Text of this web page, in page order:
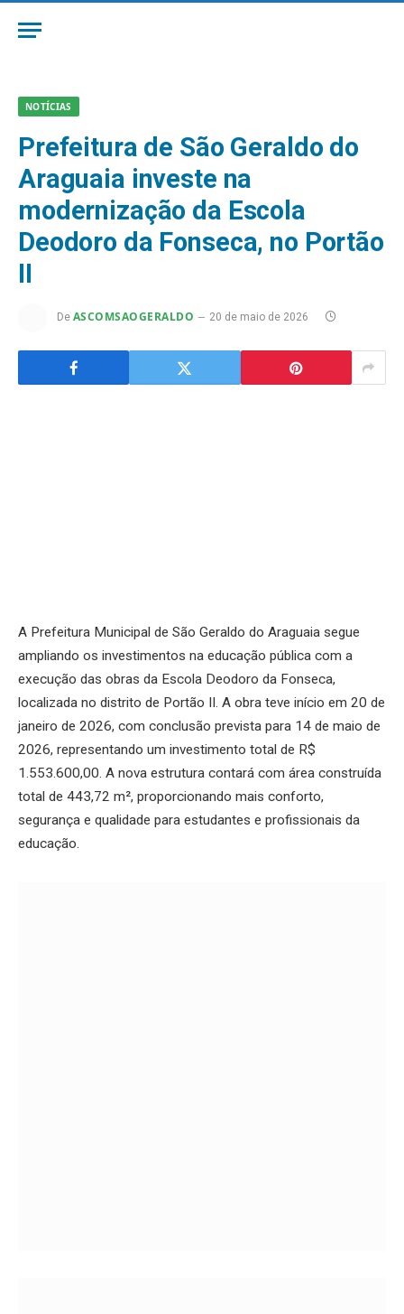
NOTÍCIAS
Prefeitura de São Geraldo do
Araguaia investe na
modernização da Escola
Deodoro da Fonseca, no Portão
II
De ASCOMSAOGERALDO 20 de maio de 2026
A Prefeitura Municipal de São Geraldo do Araguaia segue
ampliando os investimentos na educação pública com a
execução das obras da Escola Deodoro da Fonseca,
localizada no distrito de Portão II. A obra teve início em 20 de
janeiro de 2026, com conclusão prevista para 14 de maio de
2026, representando um investimento total de R$
1.553.600,00. A nova estrutura contará com área construída
total de 443,72 m², proporcionando mais conforto,
segurança e qualidade para estudantes e profissionais da
educação.